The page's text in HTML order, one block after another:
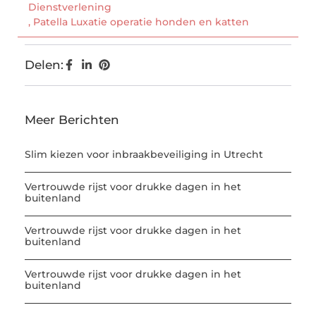
Dienstverlening
, Patella Luxatie operatie honden en katten
Delen:
Meer Berichten
Slim kiezen voor inbraakbeveiliging in Utrecht
Vertrouwde rijst voor drukke dagen in het
buitenland
Vertrouwde rijst voor drukke dagen in het
buitenland
Vertrouwde rijst voor drukke dagen in het
buitenland